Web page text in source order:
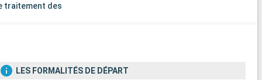
traitement des
LES FORMALITÉS DE DÉPART